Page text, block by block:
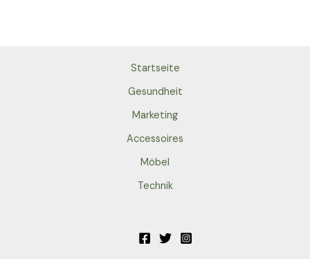
Startseite
Gesundheit
Marketing
Accessoires
Möbel
Technik